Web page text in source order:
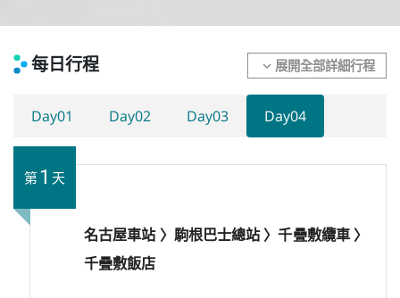
每日行程 expand_more 展開全部詳細行程
Day01 Day02 Day03 Day04
第1 天
名古屋車站 〉駒根巴士總站 〉千疊敷纜車 〉
千疊敷飯店